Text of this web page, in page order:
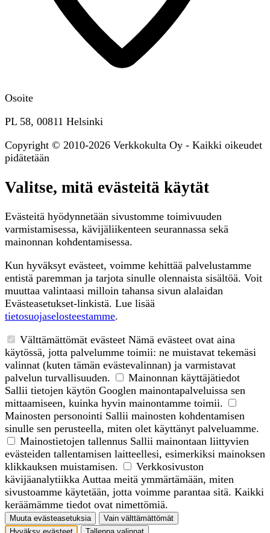
Osoite
PL 58, 00811 Helsinki
Copyright © 2010-2026 Verkkokulta Oy - Kaikki oikeudet
pidätetään
Valitse, mitä evästeitä käytät
Evästeitä hyödynnetään sivustomme toimivuuden
varmistamisessa, kävijäliikenteen seurannassa sekä
mainonnan kohdentamisessa.
Kun hyväksyt evästeet, voimme kehittää palvelustamme
entistä paremman ja tarjota sinulle olennaista sisältöä. Voit
muuttaa valintaasi milloin tahansa sivun alalaidan
Evästeasetukset-linkistä. Lue lisää
tietosuojaselosteestamme.
Välttämättömät evästeet Nämä evästeet ovat aina
käytössä, jotta palvelumme toimii: ne muistavat tekemäsi
valinnat (kuten tämän evästevalinnan) ja varmistavat
palvelun turvallisuuden.
Mainonnan käyttäjätiedot
Sallii tietojen käytön Googlen mainontapalveluissa sen
mittaamiseen, kuinka hyvin mainontamme toimii.
Mainosten personointi Sallii mainosten kohdentamisen
sinulle sen perusteella, miten olet käyttänyt palveluamme.
Mainostietojen tallennus Sallii mainontaan liittyvien
evästeiden tallentamisen laitteellesi, esimerkiksi mainoksen
klikkauksen muistamisen.
Verkkosivuston
kävijäanalytiikka Auttaa meitä ymmärtämään, miten
sivustoamme käytetään, jotta voimme parantaa sitä. Kaikki
keräämämme tiedot ovat nimettömiä.
Muuta evästeasetuksia
Vain välttämättömät